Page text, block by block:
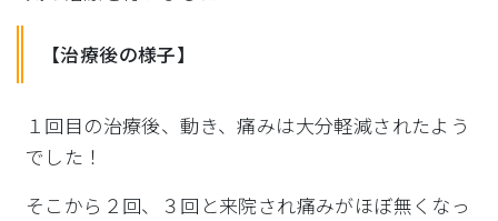
【治療後の様子】
１回目の治療後、動き、痛みは大分軽減されたよう
でした！
そこから２回、
３回と来院され痛みがほぼ無くなっ